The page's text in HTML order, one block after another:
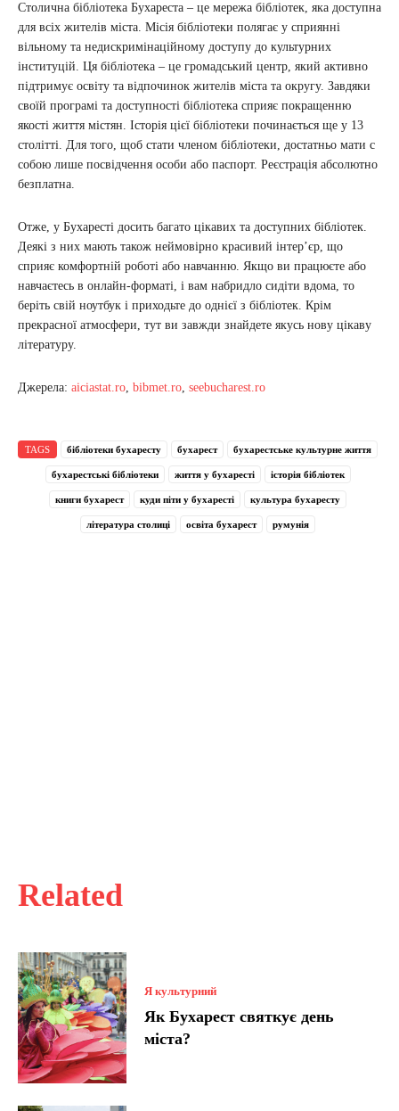
Related
Я культурний
Як Бухарест святкує день
міста?
Столична бібліотека Бухареста – це мережа бібліотек, яка доступна
для всіх жителів міста. Місія бібліотеки полягає у сприянні
вільному та недискримінаційному доступу до культурних
інституцій. Ця бібліотека – це громадський центр, який активно
підтримує освіту та відпочинок жителів міста та округу. Завдяки
своїй програмі та доступності бібліотека сприяє покращенню
якості життя містян. Історія цієї бібліотеки починається ще у 13
столітті. Для того, щоб стати членом бібліотеки, достатньо мати с
собою лише посвідчення особи або паспорт. Реєстрація абсолютно
безплатна.
Отже, у Бухаресті досить багато цікавих та доступних бібліотек.
Деякі з них мають також неймовірно красивий інтер’єр, що
сприяє комфортній роботі або навчанню. Якщо ви працюєте або
навчаєтесь в онлайн-форматі, і вам набридло сидіти вдома, то
беріть свій ноутбук і приходьте до однієї з бібліотек. Крім
прекрасної атмосфери, тут ви завжди знайдете якусь нову цікаву
літературу.
Джерела: aiciastat.ro, bibmet.ro, seebucharest.ro
TAGS бібліотеки бухаресту бухарест бухарестське культурне життя
бухарестські бібліотеки життя у бухаресті історія бібліотек
книги бухарест куди піти у бухаресті культура бухаресту
література столиці освіта бухарест румунія